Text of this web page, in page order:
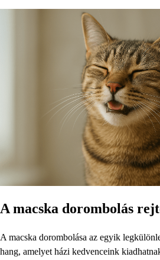
A macska dorombolás
A macska dorombolása az egyik
hang, amelyet házi kedvenceink